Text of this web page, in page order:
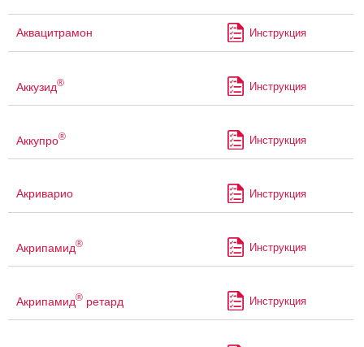
Аквацитрамон Инструкция
Аккузид® Инструкция
Аккупро® Инструкция
Акриварио Инструкция
Акрипамид® Инструкция
Акрипамид® ретард Инструкция